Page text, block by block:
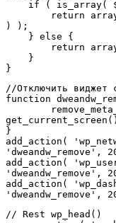
) );
}
//Отключить виджет
function
}
add_action(
'dweandw_remove',
add_action(
'dweandw_remove',
add_action(
'dweandw_remove',
// Rest wp_head()